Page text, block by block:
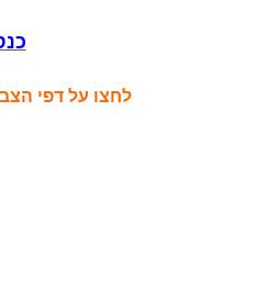
לחצו על דפי